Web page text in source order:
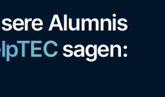
Alumnis
sagen: